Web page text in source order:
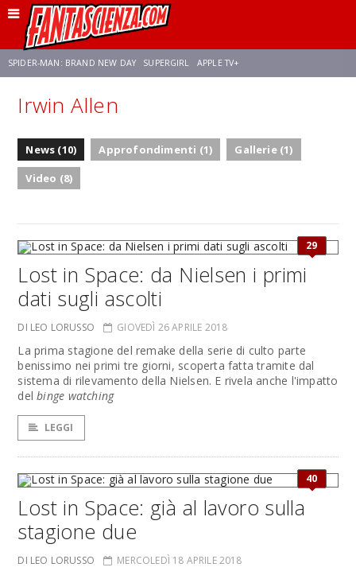
SPIDER-MAN: BRAND NEW DAY SUPERGIRL APPLE TV+
FRANCO RICCIARDIELLO
NETFLIX SADIE SINK
Irwin Allen
News (10) Approfondimenti (1)
Gallerie (1)
Video (8)
29
Lost in Space: da Nielsen i primi
dati sugli ascolti
DI LEO LORUSSO GIOVEDÌ 26 APRILE 2018
La prima stagione del remake della serie di culto parte
benissimo nei primi tre giorni, scoperta fatta tramite dal
sistema di rilevamento della Nielsen. E rivela anche l'impatto
delbinge watching
LEGGI
40
Lost in Space: già al lavoro sulla
stagione due
DI LEO LORUSSO MERCOLEDÌ 18 APRILE 2018